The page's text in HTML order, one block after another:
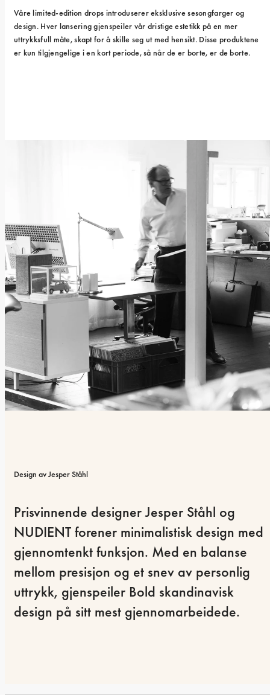
Våre limited-edition drops introduserer eksklusive sesongfarger og
design. Hver lansering gjenspeiler vår dristige estetikk på en mer
uttrykksfull måte, skapt for å skille seg ut med hensikt. Disse produktene
er kun tilgjengelige i en kort periode, så når de er borte, er de borte.
Design av Jesper Ståhl
Prisvinnende designer Jesper Ståhl og
NUDIENT forener minimalistisk design med
gjennomtenkt funksjon. Med en balanse
mellom presisjon og et snev av personlig
uttrykk, gjenspeiler Bold skandinavisk
design på sitt mest gjennomarbeidede.